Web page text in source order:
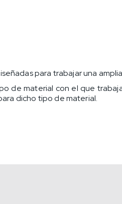
para trabajar una
de material con el que
dicho tipo de material.